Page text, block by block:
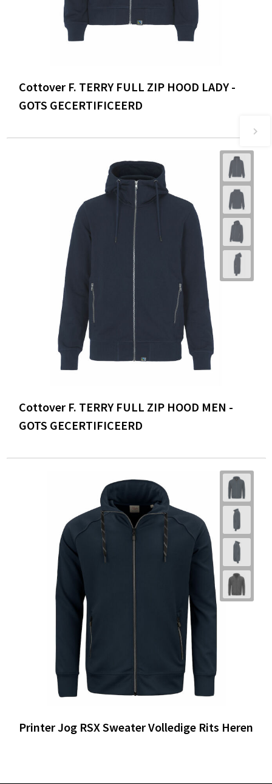
Cottover F. TERRY FULL ZIP HOOD LADY -
GOTS GECERTIFICEERD
Cottover F. TERRY FULL ZIP HOOD MEN -
GOTS GECERTIFICEERD
Printer Jog RSX Sweater Volledige Rits Heren